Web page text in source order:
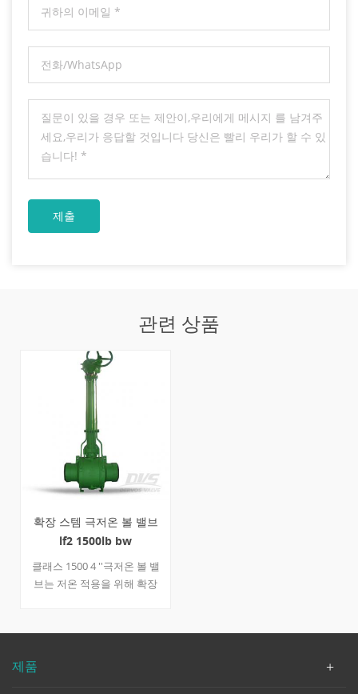
관련 상품
확장 스템 극저온 볼 밸브
lf2 1500lb bw
클래스 1500 4 ''극저온 볼 밸
브는 저온 적용을 위해 확장
맞대기 용접 끝 및 기어 박스
다. 디자인 기능 완전 용접 &
제품